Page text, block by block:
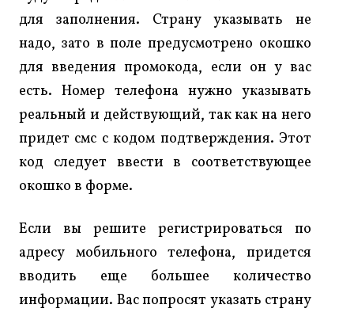
для заполнения. Страну указывать не
надо, зато в поле предусмотрено окошко
для введения промокода, если он у вас
есть. Номер телефона нужно указывать
реальный и действующий, так как на него
придет смс с кодом подтверждения. Этот
код следует ввести в соответствующее
окошко в форме.
Если вы решите регистрироваться по
адресу мобильного телефона, придется
вводить еще большее количество
информации. Вас попросят указать страну